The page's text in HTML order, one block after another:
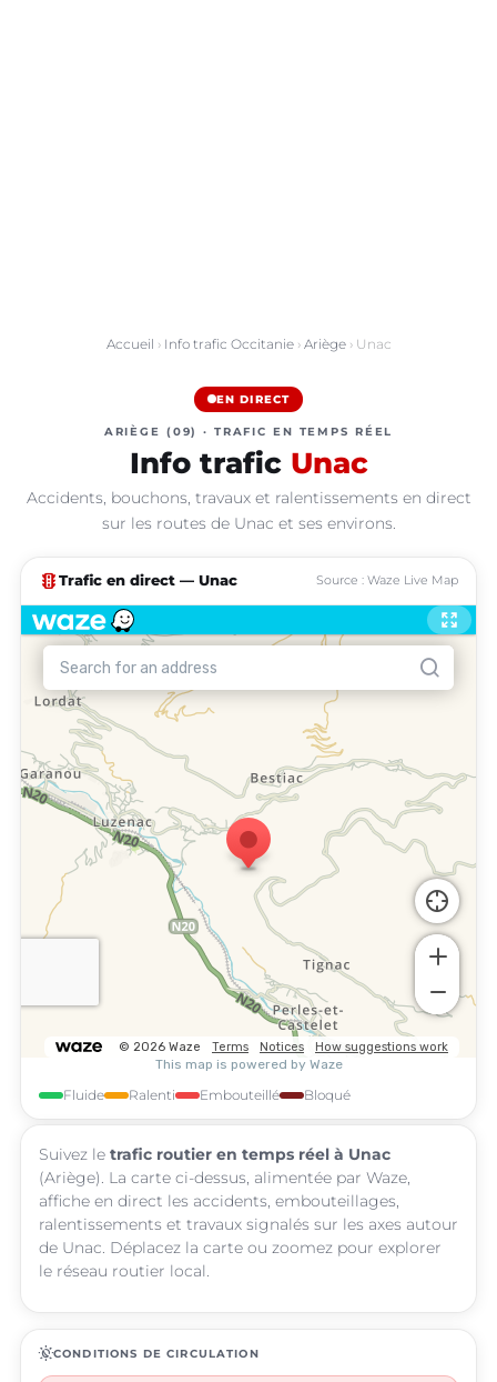
Accueil › Info trafic Occitanie› Ariège› Unac
EN DIRECT
ARIÈGE (09) · TRAFIC EN TEMPS RÉEL
Info trafic Unac
Accidents, bouchons, travaux et ralentissements en direct
sur les routes de Unac et ses environs.
traffic Trafic en direct — Unac Source : Waze Live Map
Fluide Ralenti Embouteillé Bloqué
Suivez le trafic routier en temps réel à Unac
(Ariège). La carte ci-dessus, alimentée par Waze,
affiche en direct les accidents, embouteillages,
ralentissements et travaux signalés sur les axes autour
de Unac. Déplacez la carte ou zoomez pour explorer
le réseau routier local.
routineCONDITIONS DE CIRCULATION